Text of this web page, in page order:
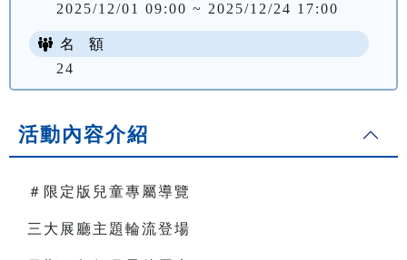
2025/12/01 09:00 ~ 2025/12/24 17:00
名 額
24
活動內容介紹
＃限定版兒童專屬導覽
三大展廳主題輪流登場